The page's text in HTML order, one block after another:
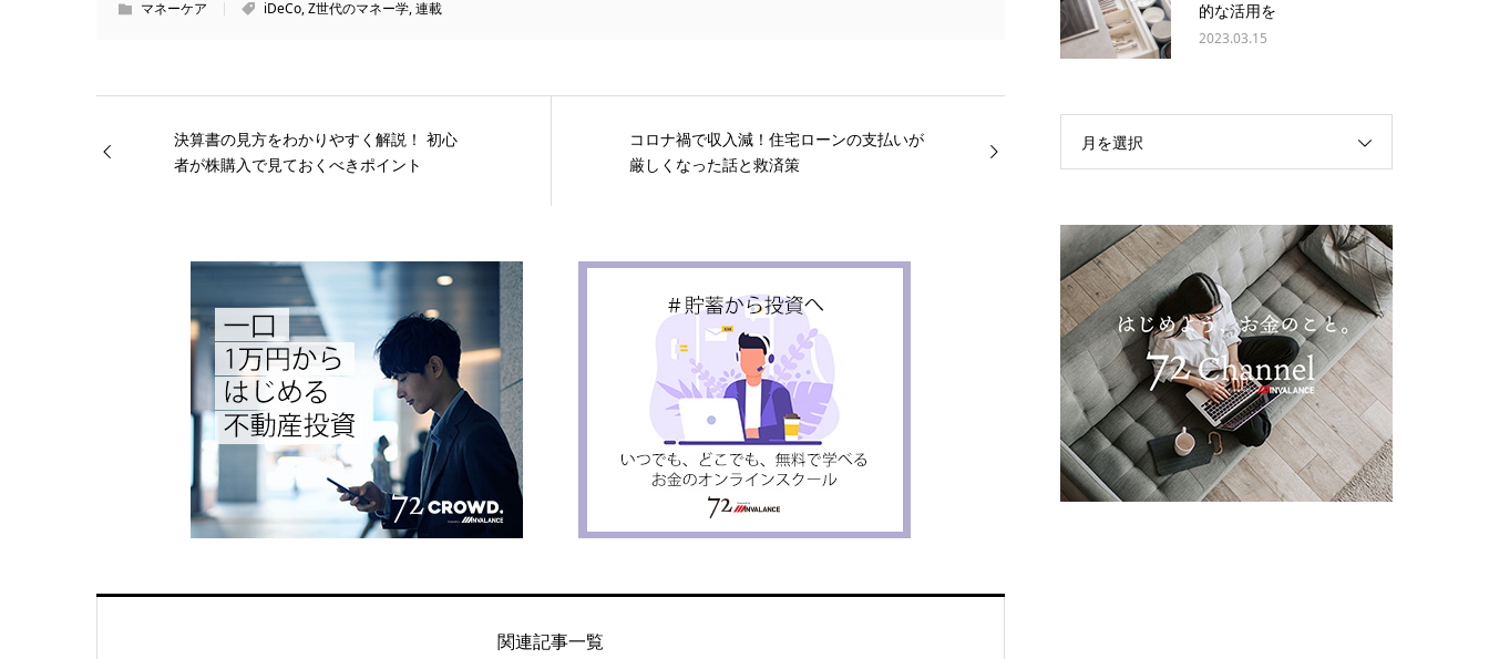
マネーケア iDeCo,Z世代のマネー学,連載
決算書の見方をわかりやすく解説！ 初心
者が株購入で見ておくべきポイント
コロナ禍で収入減！住宅ローンの支払いが
厳しくなった話と救済策
関連記事一覧
的な活用を
2023.03.15
月を選択